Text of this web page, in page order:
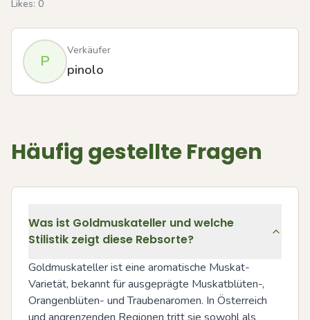
Likes: 0
P
Verkäufer
pinolo
Häufig gestellte Fragen
Was ist Goldmuskateller und welche
Stilistik zeigt diese Rebsorte?
Goldmuskateller ist eine aromatische Muskat-
Varietät, bekannt für ausgeprägte Muskatblüten-,
Orangenblüten- und Traubenaromen. In Österreich